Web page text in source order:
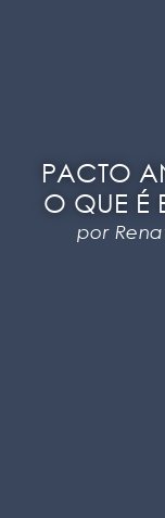
PACTO
O QUE É
por